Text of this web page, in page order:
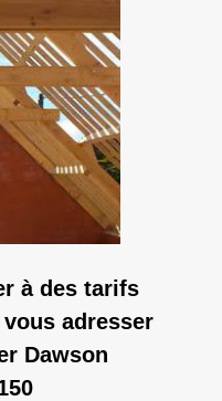
à des tarifs
adresser
Dawson